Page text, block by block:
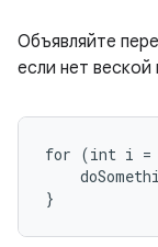
Объявляйте
если нет веской
for (int i =
}